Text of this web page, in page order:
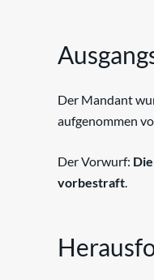
Der Mandant
aufgenommen
Der Vorwurf:
vorbestraft.